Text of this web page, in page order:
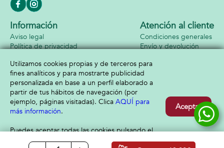
Información
Aviso legal
Política de privacidad
Atención al cliente
Condiciones generales
Envío y devolución
Formas de pago
Utilizamos cookies propias y de terceros para
fines analíticos y para mostrarte publicidad
personalizada en base a un perfil elaborado a
partir de tus hábitos de navegación (por
ejemplo, páginas visitadas). Clica AQUÍ para
más información.
Puedes aceptar todas las cookies pulsando el
botón “Aceptar” o configurarlas o rechazar su
Aceptar